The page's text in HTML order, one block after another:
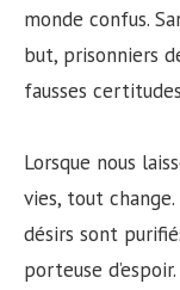
monde confus.
but, prisonniers
fausses
Lorsque nous
vies, tout
désirs sont
porteuse